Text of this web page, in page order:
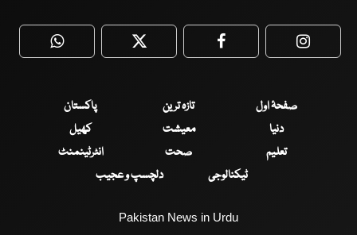
WhatsApp Twitter Facebook
صفحۂ اول تازہ ترین
پاکستان
دنیا
معیشت
کھیل
تعلیم
صحت
انٹرٹینمنٹ
ٹیکنالوجی
دلچسپ و عجیب
Pakistan News in Urdu